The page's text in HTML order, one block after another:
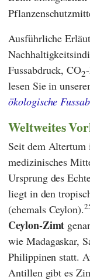
Ausführliche
Fussabdruck, CO2
lesen Sie in
ökologische
Weltweites
Seit dem Altertum
medizinisches
Ursprung des
liegt in den
(ehemals Ceylon).
Ceylon-Zimt
wie Madagaskar,
Philippinen statt.
Antillen gibt es